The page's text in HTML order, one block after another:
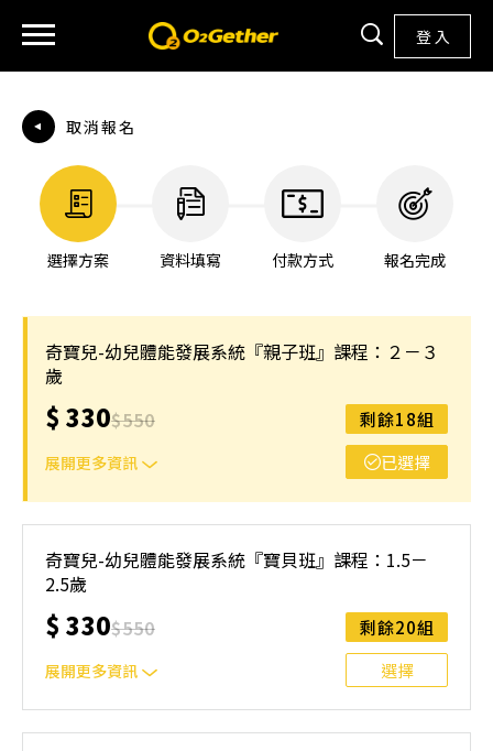
登 入
取消報名
選擇方案 資料填寫 付款方式 報名完成
奇寶兒-幼兒體能發展系統『親子班』課程：２－３
歲
$ 330$550
展開更多資訊
剩餘18組
已選擇
為2-3歲寶貝設計的體能課程，結合專業指導與親子互動，
讓孩子在家長的陪伴下探索身體潛能，建立自信與動作協調
能力，並在遊戲中快樂成長！
奇寶兒-幼兒體能發展系統『寶貝班』課程：1.5－
2.5歲
$ 330$550
展開更多資訊
剩餘20組
選擇